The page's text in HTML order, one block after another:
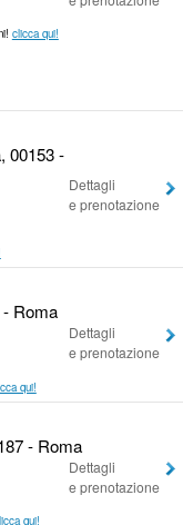
clicca qui!
00153 -
Dettagli
e prenotazione
Roma
Dettagli
e prenotazione
qui!
- Roma
Dettagli
e prenotazione
qui!